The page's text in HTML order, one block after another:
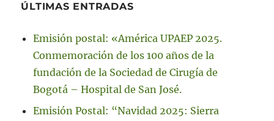
ÚLTIMAS ENTRADAS
Emisión postal: «América UPAEP 2025.
Conmemoración de los 100 años de la
fundación de la Sociedad de Cirugía de
Bogotá – Hospital de San José.
Emisión Postal: “Navidad 2025: Sierra